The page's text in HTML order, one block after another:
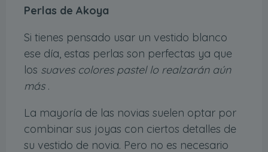
Perlas de Akoya
Si tienes pensado usar un vestido blanco
ese día, estas perlas son perfectas ya que
los suaves colores pastel lo realzarán aún
más.
La mayoría de las novias suelen optar por
combinar sus joyas con ciertos detalles de
su vestido de novia. Pero no es necesario